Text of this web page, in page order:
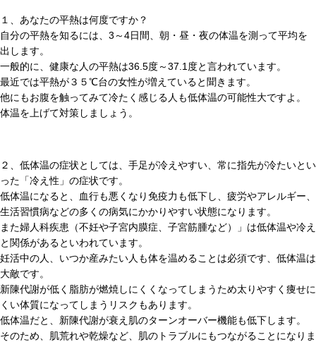
１、あなたの平熱は何度ですか？
自分の平熱を知るには、3～4日間、朝・昼・夜の体温を測って平均を
出します。
一般的に、健康な人の平熱は36.5度～37.1度と言われています。
最近では平熱が３５℃台の女性が増えていると聞きます。
他にもお腹を触ってみて冷たく感じる人も低体温の可能性大ですよ。
体温を上げて対策しましょう。
２、低体温の症状としては、手足が冷えやすい、常に指先が冷たいとい
った「冷え性」の症状です。
低体温になると、血行も悪くなり免疫力も低下し、疲労やアレルギー、
生活習慣病などの多くの病気にかかりやすい状態になります。
また婦人科疾患（不妊や子宮内膜症、子宮筋腫など）」は低体温や冷え
と関係があるといわれています。
妊活中の人、いつか産みたい人も体を温めることは必須です、低体温は
大敵です。
新陳代謝が低く脂肪が燃焼しにくくなってしまうため太りやすく痩せに
くい体質になってしまうリスクもあります。
低体温だと、新陳代謝が衰え肌のターンオーバー機能も低下します。
そのため、肌荒れや乾燥など、肌のトラブルにもつながることになりま